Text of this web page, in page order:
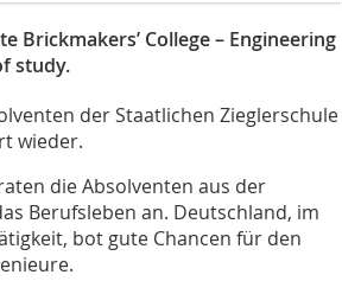
College – Engineering
study.
der Staatlichen Zieglerschule
wieder.
die Absolventen aus der
Berufsleben an. Deutschland, im
bot gute Chancen für den